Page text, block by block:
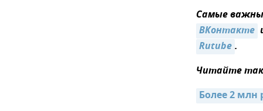
Самые
ВКонтакте
Rutube.
Читайте
Более 2 млн